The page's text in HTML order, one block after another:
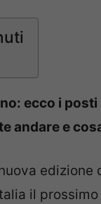
ecco i
andare e
edizione
il prossimo